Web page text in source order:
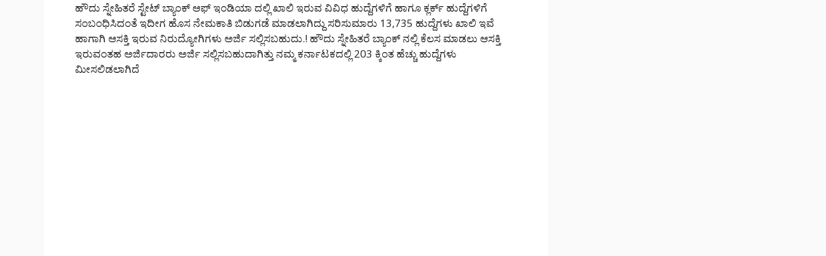
ಹೌದು ಸ್ನೇಹಿತರೆ ಸ್ಟೇಟ್ ಬ್ಯಾಂಕ್ ಆಫ್ ಇಂಡಿಯಾ ದಲ್ಲಿ ಖಾಲಿ ಇರುವ ವಿವಿಧ ಹುದ್ದೆಗಳಿಗೆ ಹಾಗೂ ಕ್ಲರ್ಕ್ ಹುದ್ದೆಗಳಿಗೆ
ಸಂಬಂಧಿಸಿದಂತೆ ಇದೀಗ ಹೊಸ ನೇಮಕಾತಿ ಬಿಡುಗಡೆ ಮಾಡಲಾಗಿದ್ದು ಸರಿಸುಮಾರು 13,735 ಹುದ್ದೆಗಳು ಖಾಲಿ ಇವೆ
ಹಾಗಾಗಿ ಆಸಕ್ತಿ ಇರುವ ನಿರುದ್ಯೋಗಿಗಳು ಅರ್ಜಿ ಸಲ್ಲಿಸಬಹುದು.! ಹೌದು ಸ್ನೇಹಿತರೆ ಬ್ಯಾಂಕ್ ನಲ್ಲಿ ಕೆಲಸ ಮಾಡಲು ಆಸಕ್ತಿ
ಇರುವಂತಹ ಅರ್ಜಿದಾರರು ಅರ್ಜಿ ಸಲ್ಲಿಸಬಹುದಾಗಿತ್ತು ನಮ್ಮ ಕರ್ನಾಟಕದಲ್ಲಿ 203 ಕ್ಕಿಂತ ಹೆಚ್ಚು ಹುದ್ದೆಗಳು
ಮೀಸಲಿಡಲಾಗಿದೆ